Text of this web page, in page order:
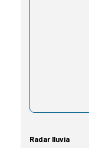
Radar lluvia